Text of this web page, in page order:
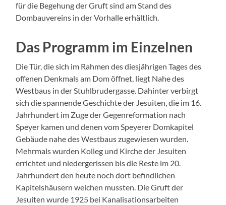
für die Begehung der Gruft sind am Stand des
Dombauvereins in der Vorhalle erhältlich.
Das Programm im Einzelnen
Die Tür, die sich im Rahmen des diesjährigen Tages des
offenen Denkmals am Dom öffnet, liegt Nahe des
Westbaus in der Stuhlbrudergasse. Dahinter verbirgt
sich die spannende Geschichte der Jesuiten, die im 16.
Jahrhundert im Zuge der Gegenreformation nach
Speyer kamen und denen vom Speyerer Domkapitel
Gebäude nahe des Westbaus zugewiesen wurden.
Mehrmals wurden Kolleg und Kirche der Jesuiten
errichtet und niedergerissen bis die Reste im 20.
Jahrhundert den heute noch dort befindlichen
Kapitelshäusern weichen mussten. Die Gruft der
Jesuiten wurde 1925 bei Kanalisationsarbeiten